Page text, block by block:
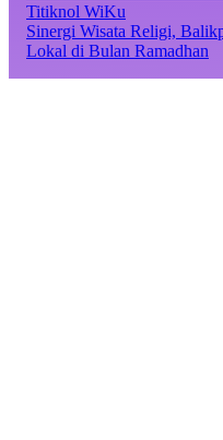
Titiknol WiKu
Sinergi Wisata Religi,
Lokal di Bulan Ramadhan